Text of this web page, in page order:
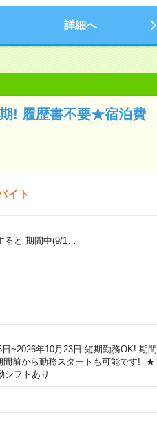
詳細へ
! 履歴書不要★宿泊費
イト
ると 期間中(9/1…
~2026年10月23日 短期勤務OK! 期間
前から勤務スタートも可能です! ★
フトあり